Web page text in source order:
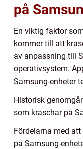
på
En viktig faktor
kommer till att
av anpassning till
operativsystem.
Samsung-enheter
Historisk
som kraschar på
Fördelarna med
på Samsung-